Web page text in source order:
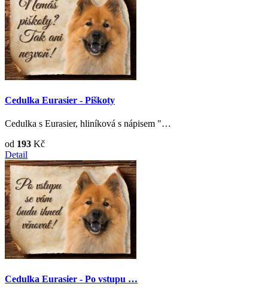
Cedulka Eurasier - Piškoty
Cedulka s Eurasier, hliníková s nápisem "…
od 193 Kč
Detail
Cedulka Eurasier - Po vstupu …